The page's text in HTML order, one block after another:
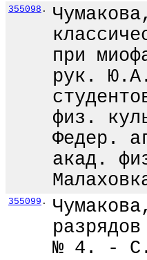
355098 .
при
рук.
физ.
Федер.
акад.
355099 .
№ 4. -